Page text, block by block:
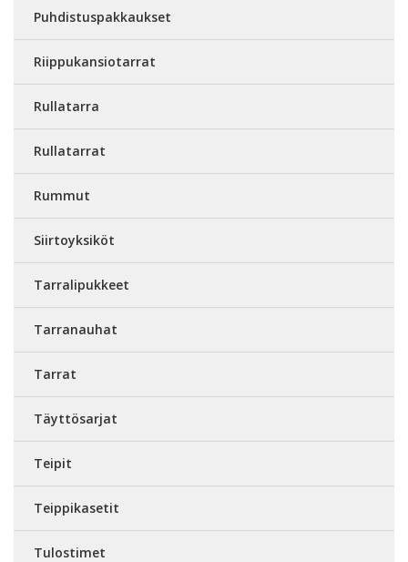
Puhdistuspakkaukset
Riippukansiotarrat
Rullatarra
Rullatarrat
Rummut
Siirtoyksiköt
Tarralipukkeet
Tarranauhat
Tarrat
Täyttösarjat
Teipit
Teippikasetit
Tulostimet